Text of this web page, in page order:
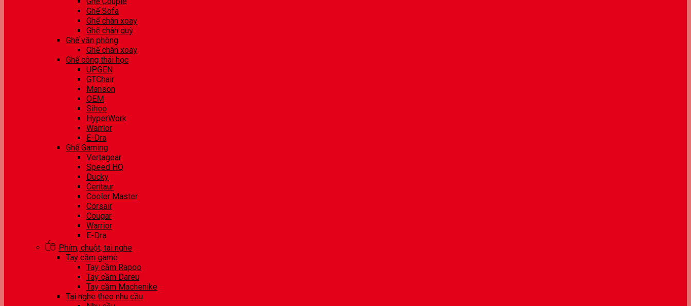
Ghế Sofa
Ghế chân xoay
Ghế chân quỳ
Ghế văn phòng
Ghế chân xoay
Ghế công thái học
UPGEN
GTChair
Manson
OEM
Sihoo
HyperWork
Warrior
E-Dra
Ghế Gaming
Vertagear
Speed HQ
Ducky
Centaur
Cooler Master
Corsair
Cougar
Warrior
E-Dra
Phím, chuột, tai nghe
Tay cầm game
Tay cầm Rapoo
Tay cầm Dareu
Tay cầm Machenike
Tai nghe theo nhu cầu